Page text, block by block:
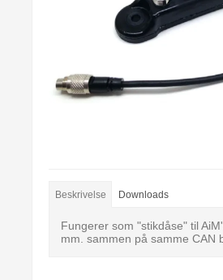
Beskrivelse Downloads
Fungerer som "stikdåse" til
mm. sammen på samme CAN